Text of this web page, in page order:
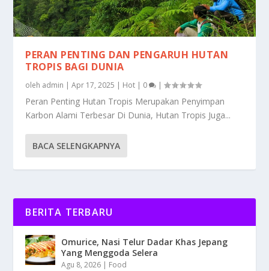
PERAN PENTING DAN PENGARUH HUTAN
TROPIS BAGI DUNIA
oleh admin |Apr 17, 2025 | Hot | 0 |
Peran Penting Hutan Tropis Merupakan Penyimpan
Karbon Alami Terbesar Di Dunia, Hutan Tropis Juga...
BACA SELENGKAPNYA
BERITA TERBARU
Omurice, Nasi Telur Dadar Khas Jepang
Yang Menggoda Selera
Agu 8, 2026 | Food